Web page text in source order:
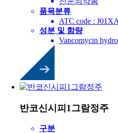
품목분류
ATC code :
성분 및 함량
Vancomycin
반코신시피1그람정주
구분